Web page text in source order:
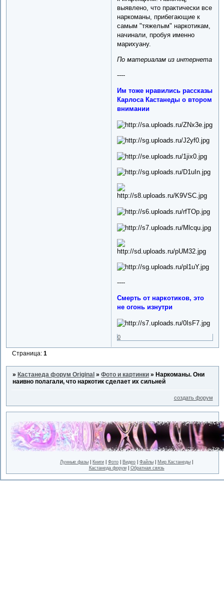
выявлено, что практически все
наркоманы, прибегающие к
самым "тяжелым" наркотикам,
начинали, пробуя именно
марихуану.
По материалам из интернета
----
Им тоже нравились рассказы
Карлоса Кастанеды о втором
внимании
----
Смерть от наркотиков, это
не огонь изнутри
0
Страница:1
» Кастанеда форум Original »Фото и картинки » Наркоманы. Они
наивно полагали, что наркотик сделает их сильней
создать форум
Лунные фазы Книги Фото Видео Файлы Мир Кастанеды
Кастанеда форум| Обратная связь